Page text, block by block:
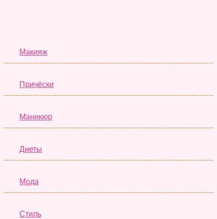
Макияж
Причёски
Маникюр
Диеты
Мода
Стиль